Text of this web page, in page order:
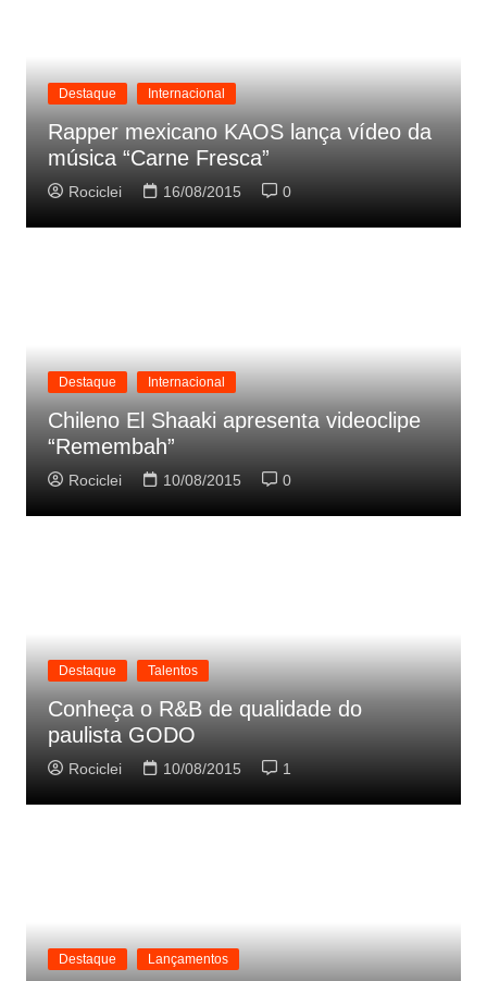
Destaque Internacional
Rapper mexicano KAOS lança vídeo da
música “Carne Fresca”
Rociclei 16/08/2015 0
Destaque Internacional
Chileno El Shaaki apresenta videoclipe
“Remembah”
Rociclei 10/08/2015 0
Destaque Talentos
Conheça o R&B de qualidade do
paulista GODO
Rociclei 10/08/2015 1
Destaque Lançamentos